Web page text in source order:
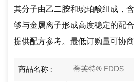
其分子由乙二胺和琥珀酸组成，
够与金属离子形成高度稳定的配
提供配方参考。最低订购量可协
商品名称 : 蒂芙特® EDDS